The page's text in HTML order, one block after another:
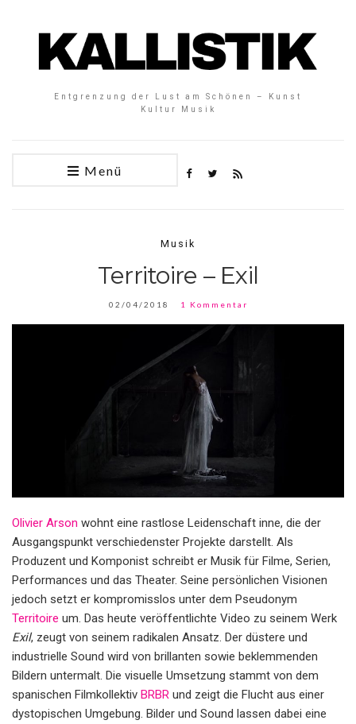
Entgrenzung der Lust am Schönen – Kunst
Kultur Musik
Menü
Musik
Territoire – Exil
02/04/2018 1 Kommentar
Olivier Arson wohnt eine rastlose Leidenschaft inne, die der
Ausgangspunkt verschiedenster Projekte darstellt. Als
Produzent und Komponist schreibt er Musik für Filme, Serien,
Performances und das Theater. Seine persönlichen Visionen
jedoch setzt er kompromisslos unter dem Pseudonym
Territoire um. Das heute veröffentlichte Video zu seinem Werk
Exil, zeugt von seinem radikalen Ansatz. Der düstere und
industrielle Sound wird von brillanten sowie beklemmenden
Bildern untermalt. Die visuelle Umsetzung stammt von dem
spanischen Filmkollektiv BRBR und zeigt die Flucht aus einer
dystopischen Umgebung. Bilder und Sound lassen dabei eine